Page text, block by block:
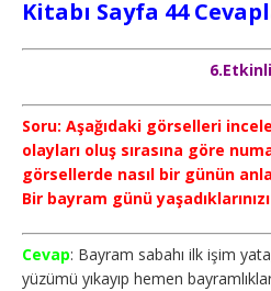
Kitabı Sayfa 44
Soru: Aşağıdaki görselleri
olayları oluş sırasına göre
görsellerde nasıl bir günün
Bir bayram günü
Cevap: Bayram sabahı ilk işim
yüzümü yıkayıp hemen